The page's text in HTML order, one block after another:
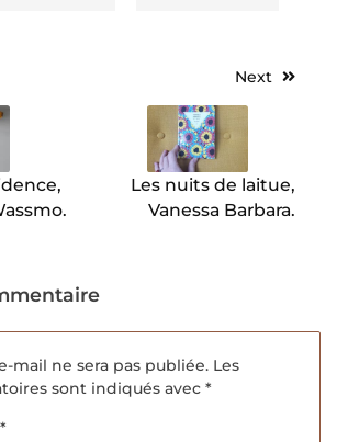
Next
Les nuits de laitue,
Vanessa Barbara.
mail ne sera pas publiée. Les
sont indiqués avec *
*